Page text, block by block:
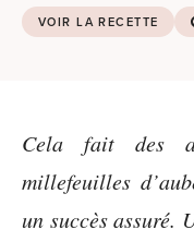
VOIR LA RECETTE
Cela fait des
millefeuilles
un succès assuré.